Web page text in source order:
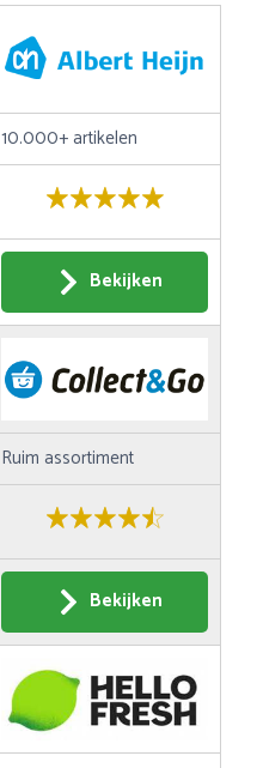
10.000+ artikelen
Bekijken
Ruim assortiment
Bekijken